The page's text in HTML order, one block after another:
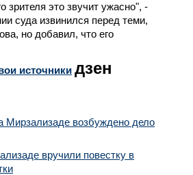
зрителя это звучит ужасно", -
суда извинился перед теми,
но добавил, что его
источники дзен
Мирзализаде возбуждено дело
вручили повестку в